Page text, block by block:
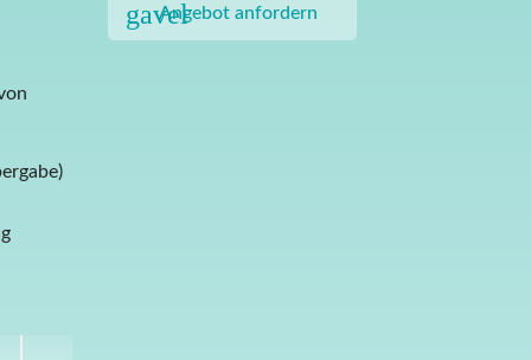
gavelAngebot anfordern